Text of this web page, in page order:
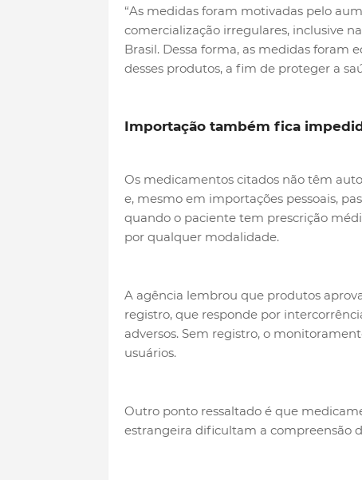
“As medidas foram motivadas pelo
comercialização irregulares, inclusive
Brasil. Dessa forma, as medidas foram
desses produtos, a fim de proteger a
Importação também fica
Os medicamentos citados não têm
e, mesmo em importações pessoais,
quando o paciente tem prescrição
por qualquer modalidade.
A agência lembrou que produtos
registro, que responde por
adversos. Sem registro, o
usuários.
Outro ponto ressaltado é que
estrangeira dificultam a compreensão